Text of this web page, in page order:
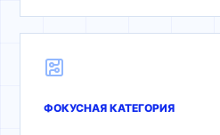
ФОКУСНАЯ КАТЕГОРИЯ